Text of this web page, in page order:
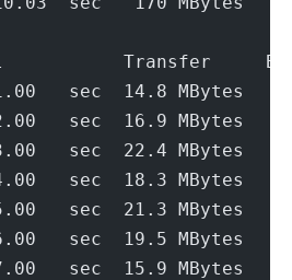
Transfer
1.00   sec  14.8
2.00   sec  16.9
3.00   sec  22.4
4.00   sec  18.3
5.00   sec  21.3
6.00   sec  19.5
7.00   sec  15.9